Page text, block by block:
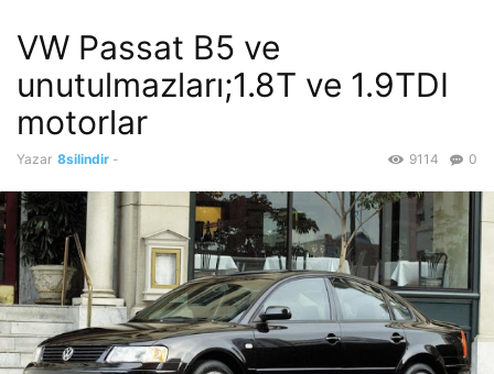
VW Passat B5 ve
unutulmazları;1.8T ve 1.9TDI
motorlar
Yazar 8silindir - 0
9114